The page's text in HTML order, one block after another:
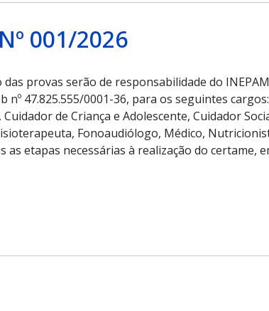
001/2026
provas serão de responsabilidade do
47.825.555/0001-36, para os seguintes
de Criança e Adolescente, Cuidador
Fonoaudiólogo, Médico,
etapas necessárias à realização do certame,